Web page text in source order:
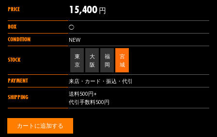
PRICE 15,400円
BOX ◯
CONDITION NEW
STOCK
東
京
大
阪
福
岡
宮
城
PAYMENT 来店・カード・振込・代引
SHIPPING
送料500円+
代引手数料500円